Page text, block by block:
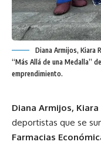
Diana Armijos, Kiara
“Más Allá de una Medalla”
emprendimiento.
Diana Armijos,
deportistas que se
Farmacias